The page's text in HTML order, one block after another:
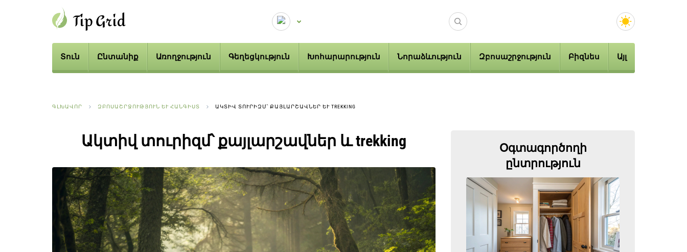
Տուն Ընտանիք Առողջություն Գեղեցկություն Խոհարարություն Նորաձևություն Զբոսաշրջություն Բիզնես Այլ
ԳԼԽԱՎՈՐ ԶԲՈՍԱՇՐՋՈՒԹՅՈՒՆ ԵՒ ՀԱՆԳԻՍՏ ԱԿՏԻՎ ՏՈՒՐԻԶՄ՝ ՔԱՅԼԱՐՇԱՎՆԵՐ ԵՒ TREKKING
Ակտիվ տուրիզմ՝ քայլարշավներ և trekking
Օգտագործողի
ընտրություն